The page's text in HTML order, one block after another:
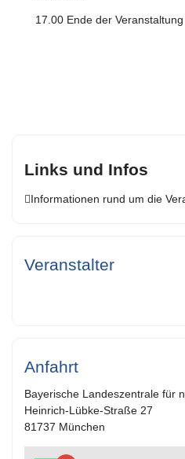
17.00 Ende der Veranstaltung
Links und Infos
Informationen rund um die
Veranstalter
Anfahrt
Bayerische Landeszentrale für
Heinrich-Lübke-Straße 27
81737 München